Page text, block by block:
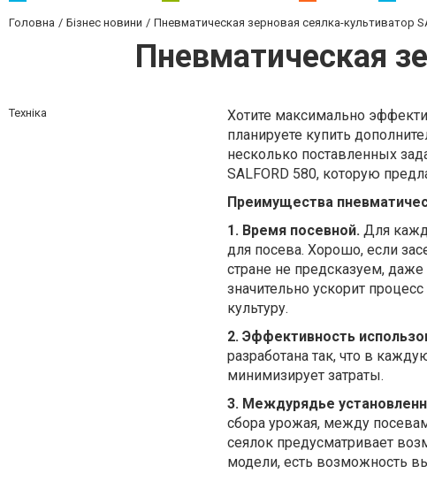
Головна Бізнес новини Пневматическая зерновая сеялка-культиватор
Пневматическая
Техніка
Хотите максимально
планируете купить
несколько поставленных
SALFORD 580, которую
Преимущества
1. Время посевной. Для
для посева. Хорошо, если
стране не предсказуем,
значительно ускорит
культуру.
2. Эффективность
разработана так, что в
минимизирует затраты.
3. Междурядье
сбора урожая, между
сеялок предусматривает
модели, есть возможность